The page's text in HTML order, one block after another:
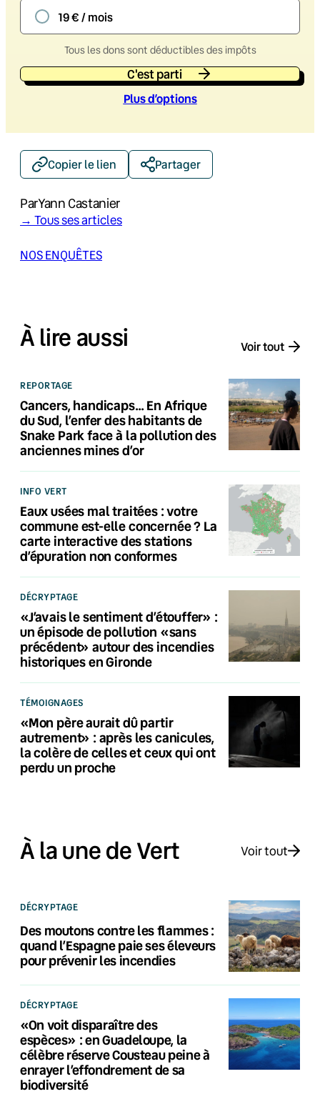
19 € / mois
Tous les dons sont déductibles des impôts
C'est parti
Plus d’options
Copier le lien Partager
ParYann Castanier
→ Tous ses articles
NOS ENQUÊTES
À lire aussi Voir tout
REPORTAGE
Cancers, handicaps… En Afrique
du Sud, l’enfer des habitants de
Snake Park face à la pollution des
anciennes mines d’or
INFO VERT
Eaux usées mal traitées : votre
commune est-elle concernée ? La
carte interactive des stations
d’épuration non conformes
DÉCRYPTAGE
«J’avais le sentiment d’étouffer» :
un épisode de pollution «sans
précédent» autour des incendies
historiques en Gironde
TÉMOIGNAGES
«Mon père aurait dû partir
autrement» : après les canicules,
la colère de celles et ceux qui ont
perdu un proche
À la une de Vert Voir tout
DÉCRYPTAGE
Des moutons contre les flammes :
quand l’Espagne paie ses éleveurs
pour prévenir les incendies
DÉCRYPTAGE
«On voit disparaître des
espèces» : en Guadeloupe, la
célèbre réserve Cousteau peine à
enrayer l’effondrement de sa
biodiversité